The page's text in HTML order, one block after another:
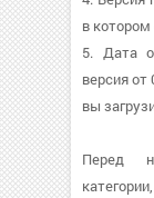
в
5. Дата
версия от
вы
Перед